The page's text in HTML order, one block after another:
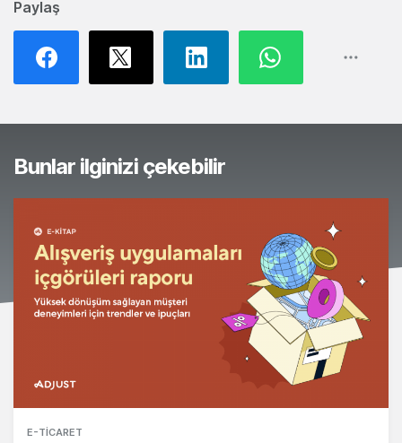
Paylaş
Bunlar ilginizi çekebilir
E-TICARET